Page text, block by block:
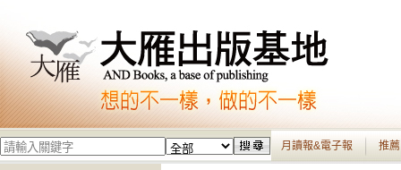
月讀報&電子報 推